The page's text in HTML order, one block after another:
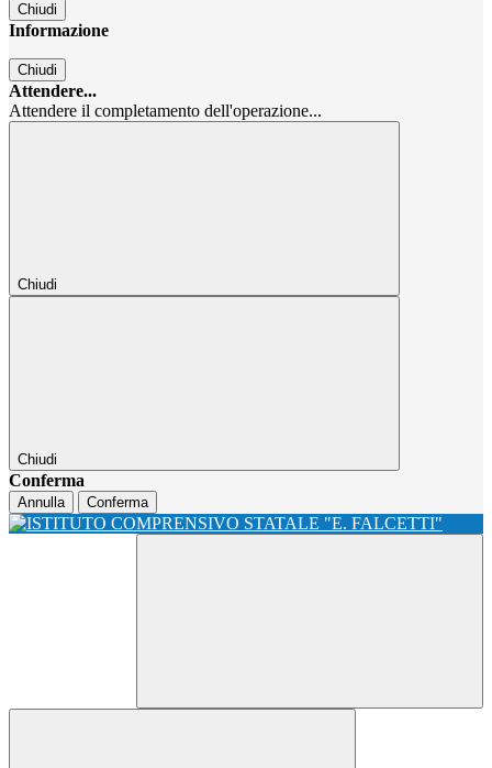
Chiudi
Informazione
Chiudi
Attendere...
Attendere il completamento dell'operazione...
Chiudi
Chiudi
Conferma
Annulla Conferma